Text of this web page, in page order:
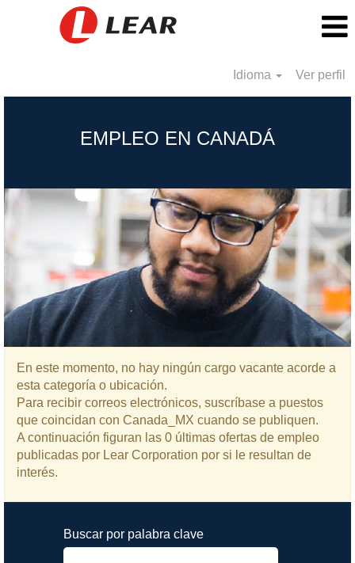
Idioma Ver perfil
EMPLEO EN CANADÁ
En este momento, no hay ningún cargo vacante acorde a
esta categoría o ubicación.
Para recibir correos electrónicos, suscríbase a puestos
que coincidan con Canada_MX cuando se publiquen.
A continuación figuran las 0 últimas ofertas de empleo
publicadas por Lear Corporation por si le resultan de
interés.
Buscar por palabra clave